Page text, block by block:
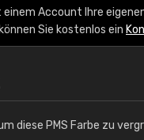
Account Ihre
Sie kostenlos ein
diese PMS Farbe zu